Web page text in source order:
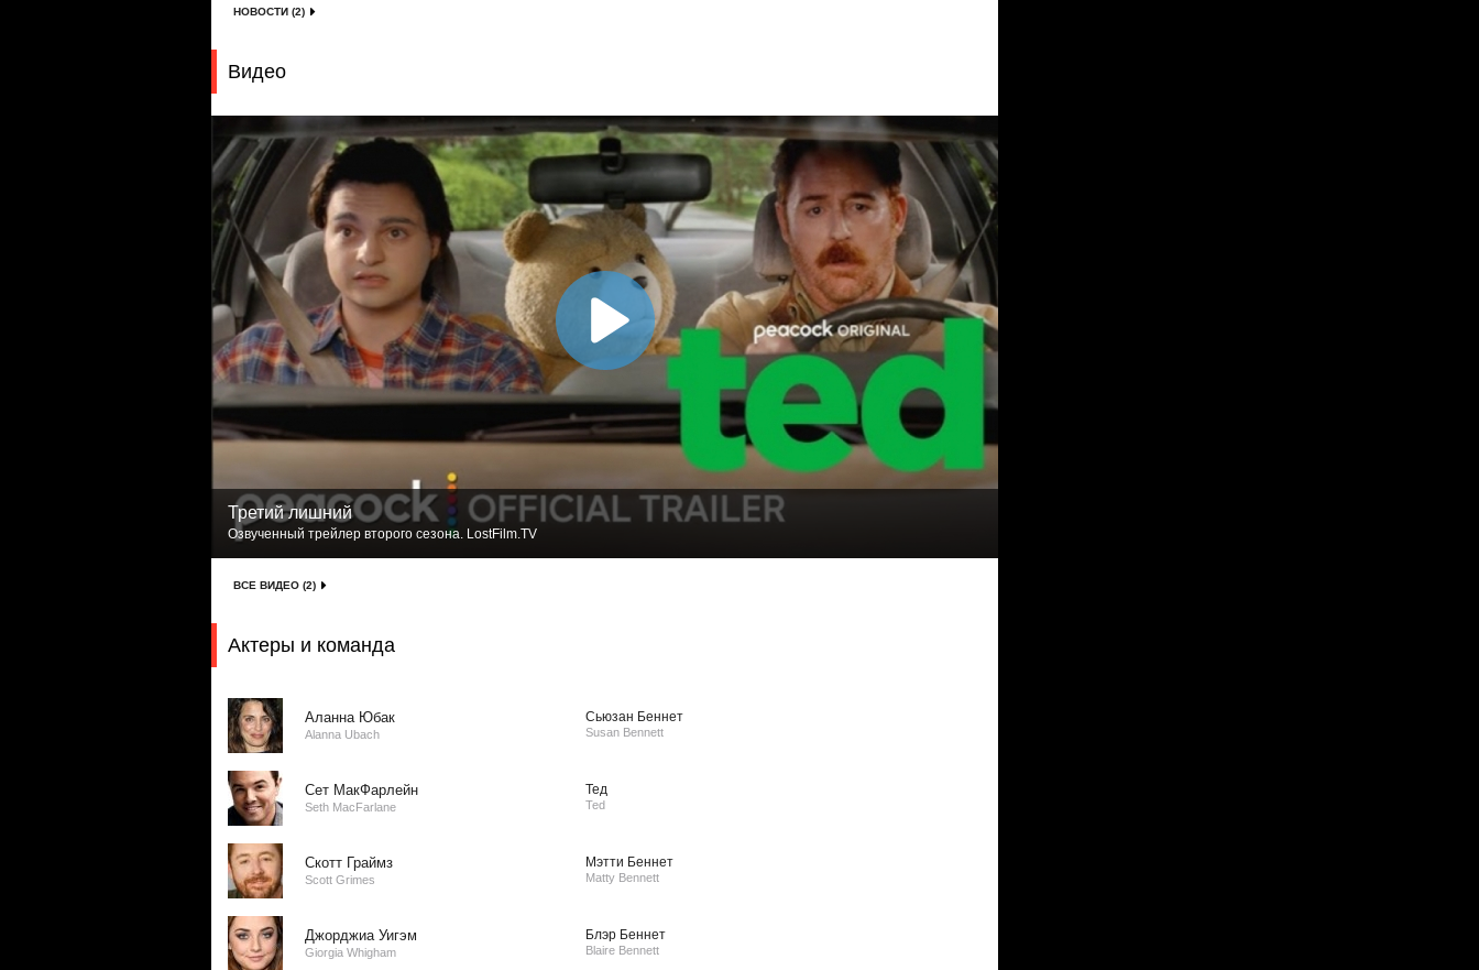
НОВОСТИ (2)
Видео
Третий лишний
Озвученный трейлер второго сезона. LostFilm.TV
ВСЕ ВИДЕО (2)
Актеры и команда
Аланна Юбак
Alanna Ubach
Сьюзан Беннет
Susan Bennett
Сет МакФарлейн
Seth MacFarlane
Тед
Ted
Скотт Граймз
Scott Grimes
Мэтти Беннет
Matty Bennett
Джорджиа Уигэм
Giorgia Whigham
Блэр Беннет
Blaire Bennett